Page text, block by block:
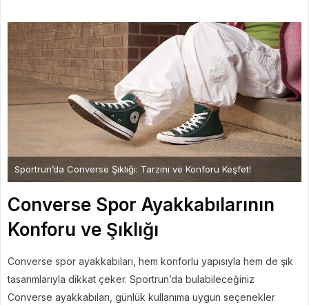
Sportrun’da Converse Şıklığı: Tarzını ve Konforu Keşfet!
Converse Spor Ayakkabılarının
Konforu ve Şıklığı
Converse spor ayakkabıları, hem konforlu yapısıyla hem de şık
tasarımlarıyla dikkat çeker. Sportrun’da bulabileceğiniz
Converse ayakkabıları, günlük kullanıma uygun seçenekler